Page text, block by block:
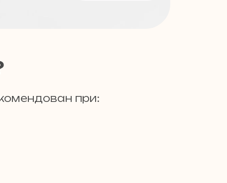
при: